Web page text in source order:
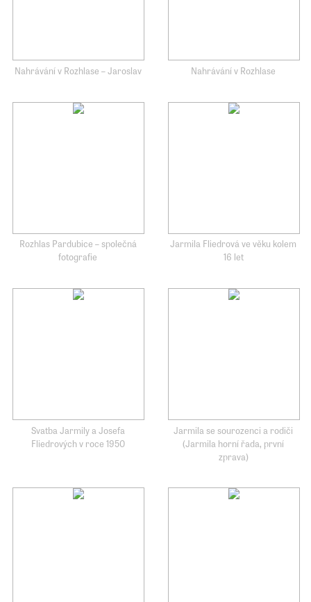
Nahrávání v Rozhlase – Jaroslav Nahrávání v Rozhlase
Rozhlas Pardubice – společná
fotografie
Jarmila Fliedrová ve věku kolem
16 let
Svatba Jarmily a Josefa
Fliedrových v roce 1950
Jarmila se sourozenci a rodiči
(Jarmila horní řada, první
zprava)